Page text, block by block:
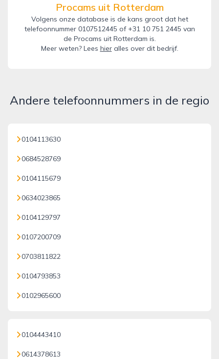
Procams uit Rotterdam
Volgens onze database is de kans groot dat het
telefoonnummer 0107512445 of +31 10 751 2445 van
de Procams uit Rotterdam is.
Meer weten? Lees hieralles over dit bedrijf.
Andere telefoonnummers in de regio
0104113630
0684528769
0104115679
0634023865
0104129797
0107200709
0703811822
0104793853
0102965600
0104443410
0614378613